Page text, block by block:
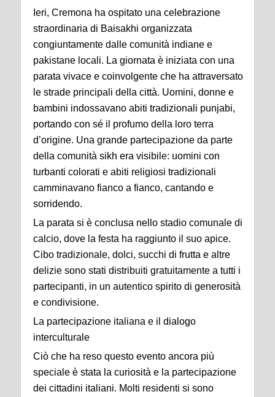
Ieri, Cremona ha ospitato una celebrazione
straordinaria di Baisakhi organizzata
congiuntamente dalle comunità indiane e
pakistane locali. La giornata è iniziata con una
parata vivace e coinvolgente che ha attraversato
le strade principali della città. Uomini, donne e
bambini indossavano abiti tradizionali punjabi,
portando con sé il profumo della loro terra
d’origine. Una grande partecipazione da parte
della comunità sikh era visibile: uomini con
turbanti colorati e abiti religiosi tradizionali
camminavano fianco a fianco, cantando e
sorridendo.
La parata si è conclusa nello stadio comunale di
calcio, dove la festa ha raggiunto il suo apice.
Cibo tradizionale, dolci, succhi di frutta e altre
delizie sono stati distribuiti gratuitamente a tutti i
partecipanti, in un autentico spirito di generosità
e condivisione.
La partecipazione italiana e il dialogo
interculturale
Ciò che ha reso questo evento ancora più
speciale è stata la curiosità e la partecipazione
dei cittadini italiani. Molti residenti si sono